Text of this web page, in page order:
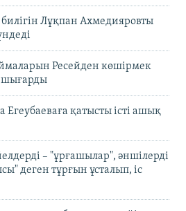
Лұқпан Ахмедияровты
Ресейден көшірмек
шығарды
Егеубаеваға қатысты істі ашық
– "ұрғашылар", әншілерді
деген тұрғын ұсталып, іс